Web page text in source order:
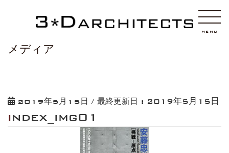
MENU
メディア
2019年5月15日 / 最終更新日 : 2019年5月15日
index_img01